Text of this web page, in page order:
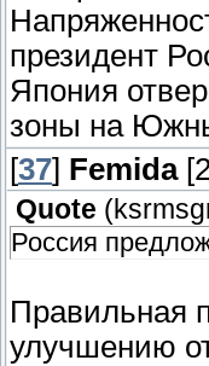
президент
Япония
зоны на
[37] Femida
Quote (
Россия
Правильная
улучшению